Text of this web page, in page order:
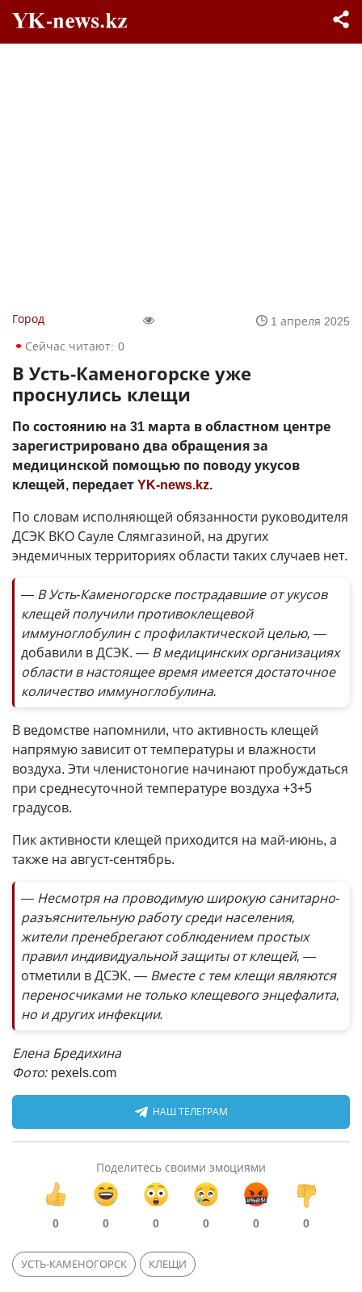
Город
1 апреля 2025
Сейчас читают: 0
В Усть-Каменогорске уже
проснулись клещи
По состоянию на 31 марта в областном центре
зарегистрировано два обращения за
медицинской помощью по поводу укусов
клещей, передаетYK-news.kz.
По словам исполняющей обязанности руководителя
ДСЭК ВКО Сауле Слямгазиной, на других
эндемичных территориях области таких случаев нет.
— В Усть-Каменогорске пострадавшие от укусов
клещей получили противоклещевой
иммуноглобулин с профилактической целью, —
добавили в ДСЭК. — В медицинских организациях
области в настоящее время имеется достаточное
количество иммуноглобулина.
В ведомстве напомнили, что активность клещей
напрямую зависит от температуры и влажности
воздуха. Эти членистоногие начинают пробуждаться
при среднесуточной температуре воздуха +3+5
градусов.
Пик активности клещей приходится на май-июнь, а
также на август-сентябрь.
— Несмотря на проводимую широкую санитарно-
разъяснительную работу среди населения,
жители пренебрегают соблюдением простых
правил индивидуальной защиты от клещей, —
отметили в ДСЭК. — Вместе с тем клещи являются
переносчиками не только клещевого энцефалита,
но и других инфекции.
Елена Бредихина
Фото: pexels.com
НАШ ТЕЛЕГРАМ
Поделитесь своими эмоциями
0 0 0 0 0 0
УСТЬ-КАМЕНОГОРСК КЛЕЩИ